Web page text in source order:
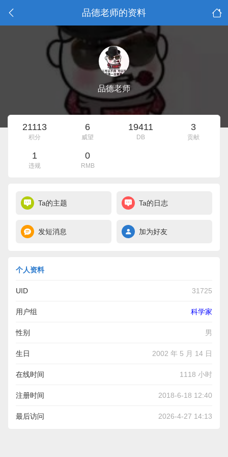
品德老师的资料
品德老师
21113
积分
6
威望
19411
DB
3
贡献
1
违规
0
RMB
Ta的主题 Ta的日志
发短消息 加为好友
个人资料
UID 31725
用户组 科学家
性别 男
生日 2002 年 5 月 14 日
在线时间 1118 小时
注册时间 2018-6-18 12:40
最后访问 2026-4-27 14:13